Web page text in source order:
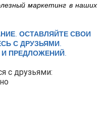
маркетинг в наших
ОСТАВЛЯЙТЕ СВОИ
С ДРУЗЬЯМИ.
ПРЕДЛОЖЕНИЙ.
с друзьями: